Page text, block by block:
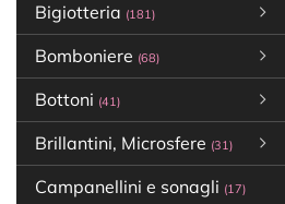
Bigiotteria (181)
Bomboniere (68)
Bottoni (41)
Brillantini, Microsfere (31)
Campanellini e sonagli (17)